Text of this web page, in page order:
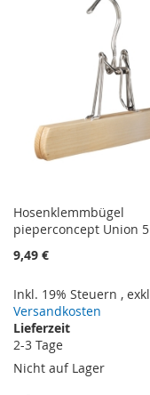
Hosenklemmbügel
pieperconcept Union
9,49 €
Inkl. 19% Steuern ,
Versandkosten
Lieferzeit
2-3 Tage
Nicht auf Lager